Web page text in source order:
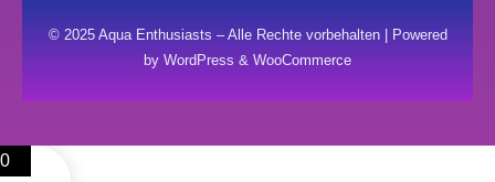
© 2025 Aqua Enthusiasts – Alle Rechte vorbehalten | Powered
by WordPress & WooCommerce
0